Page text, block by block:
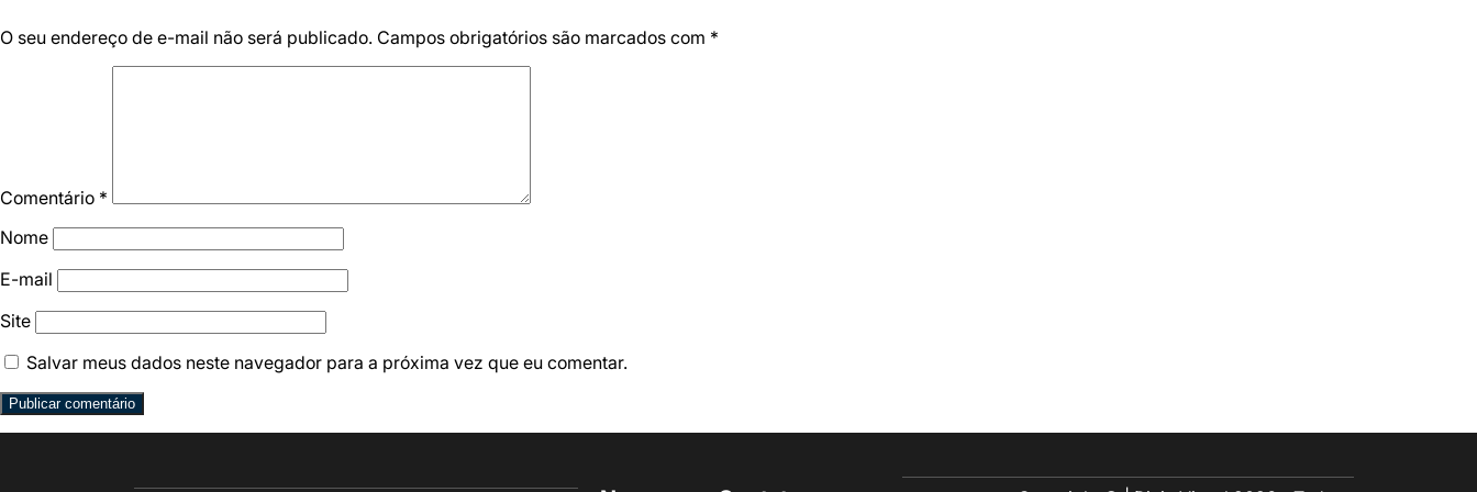
O seu endereço de e-mail não será publicado. Campos obrigatórios são marcados com *
Comentário *
Nome
E-mail
Site
Salvar meus dados neste navegador para a próxima vez que eu comentar.